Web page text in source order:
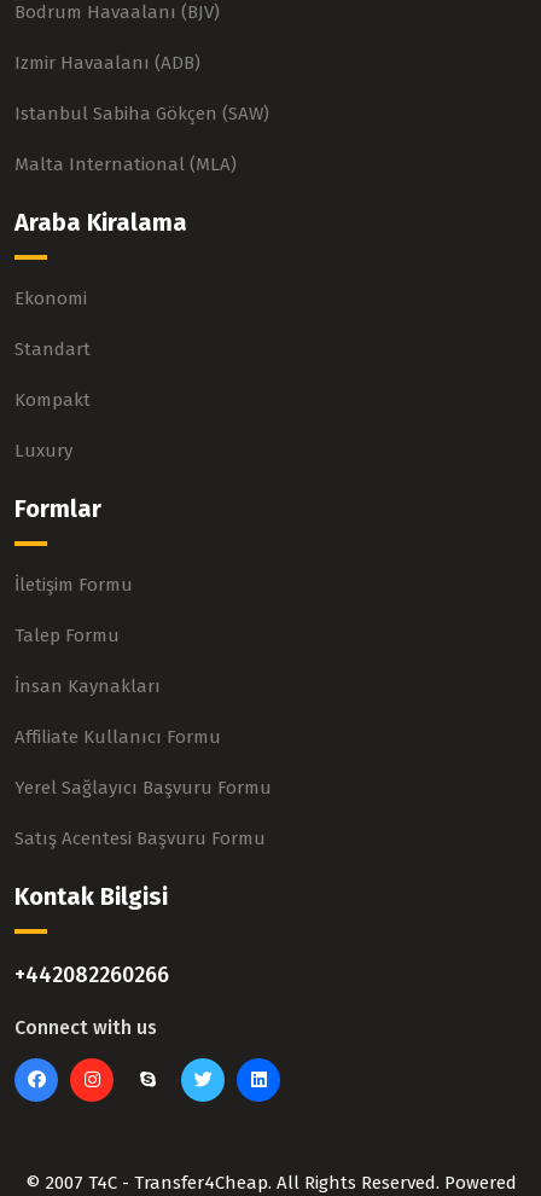
Bodrum Havaalanı (BJV)
Izmir Havaalanı (ADB)
Istanbul Sabiha Gökçen (SAW)
Malta International (MLA)
Araba Kiralama
Ekonomi
Standart
Kompakt
Luxury
Formlar
İletişim Formu
Talep Formu
İnsan Kaynakları
Affiliate Kullanıcı Formu
Yerel Sağlayıcı Başvuru Formu
Satış Acentesi Başvuru Formu
Kontak Bilgisi
+442082260266
Connect with us
© 2007 T4C - Transfer4Cheap. All Rights Reserved. Powered